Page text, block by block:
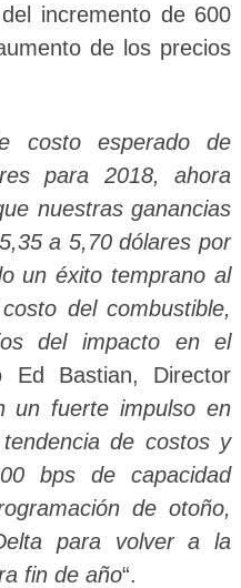
incremento de 600
de los precios
costo esperado de
para 2018, ahora
nuestras ganancias
a 5,70 dólares por
un éxito temprano al
del combustible,
del impacto en el
Ed Bastian, Director
un fuerte impulso en
de costos y
bps de capacidad
de otoño,
para volver a la
fin de año“.